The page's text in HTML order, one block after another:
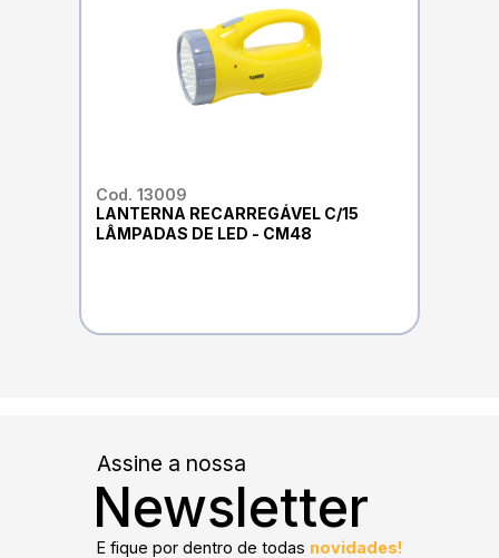
Cod. 13009
LANTERNA RECARREGÁVEL C/15
LÂMPADAS DE LED - CM48
Assine a nossa
Newsletter
E fique por dentro de todas novidades!